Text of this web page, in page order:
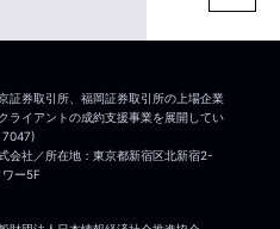
証券取引所、福岡証券取引所の上場企業
ライアントの成約支援事業を展開してい
7047)
会社／所在地：東京都新宿区北新宿2-
ー5F